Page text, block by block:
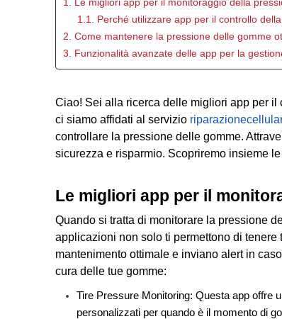
1.1. Perché utilizzare app per il controllo
2. Come mantenere la pressione delle gomme
3. Funzionalità avanzate delle app per la
Ciao! Sei alla ricerca delle migliori app per
ci siamo affidati al servizio
controllare la pressione delle gomme.
sicurezza e risparmio. Scopriremo insieme
Le migliori app per il
Quando si tratta di monitorare la pressione
applicazioni non solo ti permettono di
mantenimento ottimale e inviano alert in
cura delle tue gomme:
Tire Pressure Monitoring: Questa app offre
personalizzati per quando è il momento di